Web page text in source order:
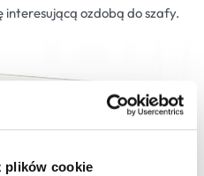
plików cookie
interesującą ozdobą do szafy.